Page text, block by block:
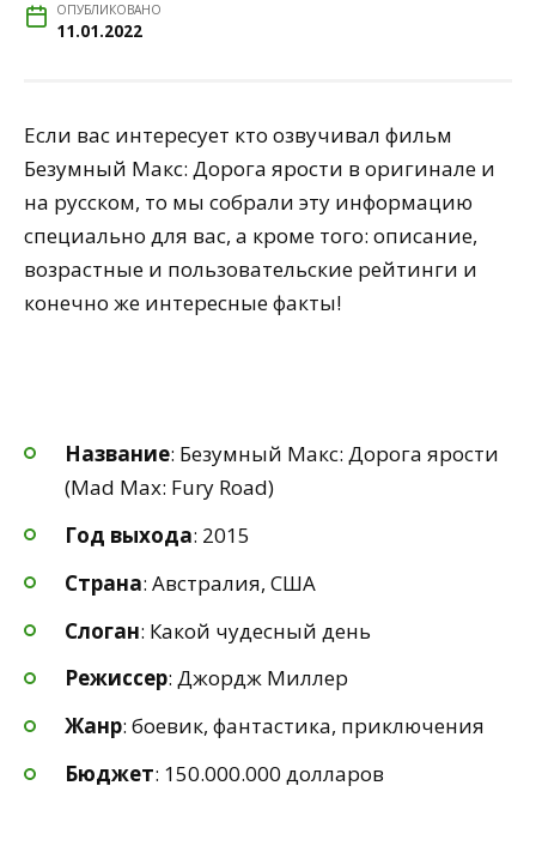
ОПУБЛИКОВАНО
11.01.2022
Если вас интересует кто озвучивал фильм
Безумный Макс: Дорога ярости в оригинале и
на русском, то мы собрали эту информацию
специально для вас, а кроме того: описание,
возрастные и пользовательские рейтинги и
конечно же интересные факты!
Название: Безумный Макс: Дорога ярости
(Mad Max: Fury Road)
Год выхода: 2015
Страна: Австралия, США
Слоган: Какой чудесный день
Режиссер: Джордж Миллер
Жанр: боевик, фантастика, приключения
Бюджет: 150.000.000 долларов